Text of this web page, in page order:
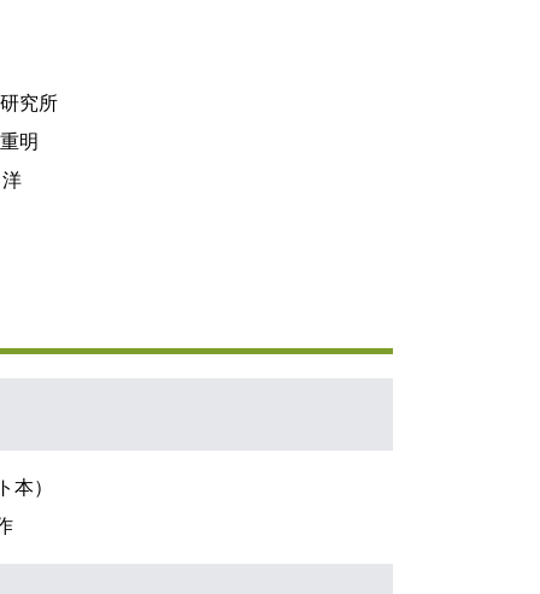
究所
明
本）